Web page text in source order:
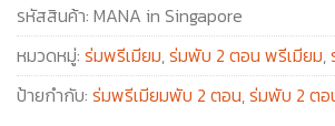
รหัสสินค้า: MANA in Singapore
หมวดหมู่: ร่มพรีเมียม,ร่มพับ 2 ตอน พรีเมียม,
ป้ายกำกับ: ร่มพรีเมียมพับ 2 ตอน,ร่มพับ 2 ตอ